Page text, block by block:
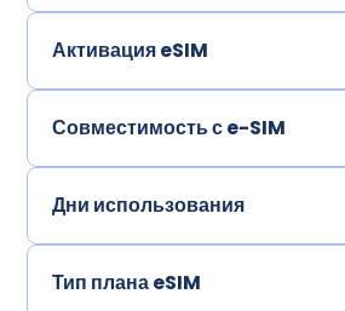
Активация eSIM
Совместимость с e-SIM
Дни использования
Тип плана eSIM